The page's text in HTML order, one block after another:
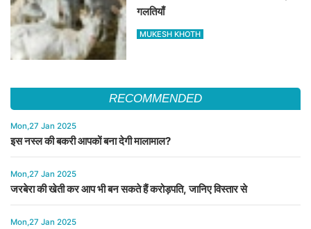
गलतियाँ
MUKESH KHOTH
RECOMMENDED
Mon,27 Jan 2025
इस नस्ल की बकरी आपकों बना देगी मालामाल?
Mon,27 Jan 2025
जरबेरा की खेती कर आप भी बन सकते हैं करोड़पति, जानिए विस्तार से
Mon,27 Jan 2025